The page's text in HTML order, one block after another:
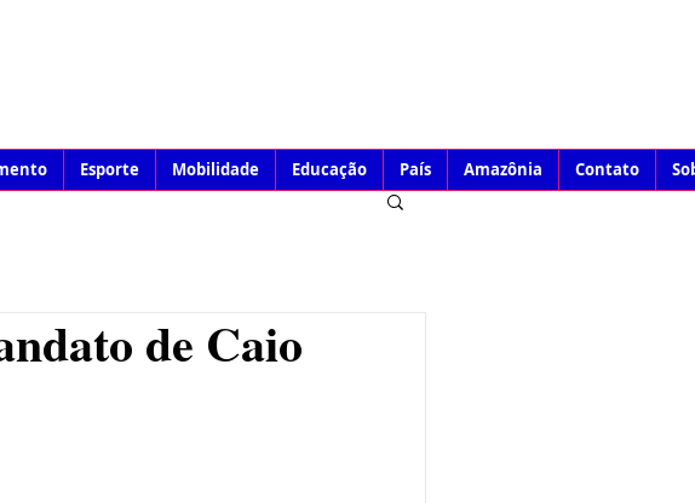
Esporte Mobilidade Educação País Amazônia Contato
de Caio